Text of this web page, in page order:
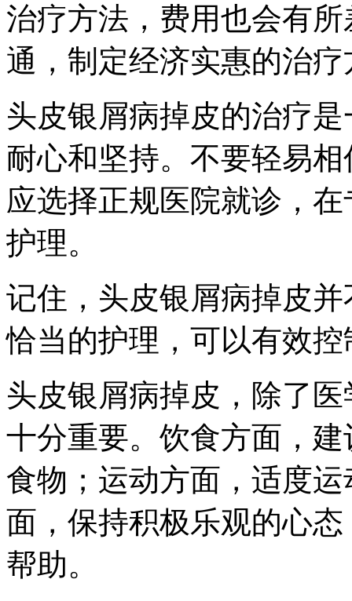
治疗方法，费用也会有
通，制定经济实惠的治疗
头皮银屑病掉皮的治疗
耐心和坚持。不要轻易相
应选择正规医院就诊，
护理。
记住，头皮银屑病掉皮
恰当的护理，可以有效
头皮银屑病掉皮，除了
十分重要。饮食方面，
食物；运动方面，适度
面，保持积极乐观的心
帮助。